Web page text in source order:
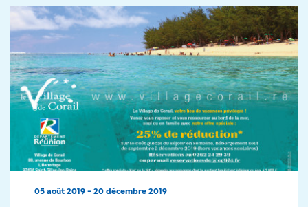
05 août 2019 - 20 décembre 2019